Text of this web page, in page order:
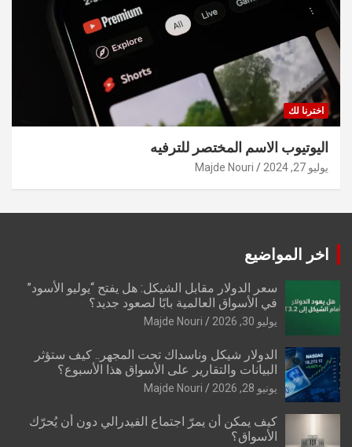
اخترنا لك
اليوتيوب الاسم المختصر للترفيه
يوليو 27, 2024 Majde Nouri
اخر المواضيع
سعر الدولار مقابل الشيكل: هل يفتح “يوليو الأسود”
في الأسواق العالمية بابًا لصعود جديد؟
يوليو 30, 2026 Majde Nouri
الدولار شيكل وناسداك تحت المجهر.. كيف ستؤثر
البيانات والتقارير على الأسواق هذا الأسبوع؟
يونيو 28, 2026 Majde Nouri
كيف يمكن أن يمرّ اجتماع الفيدرالي دون أن يُحرّك
الأسواق؟